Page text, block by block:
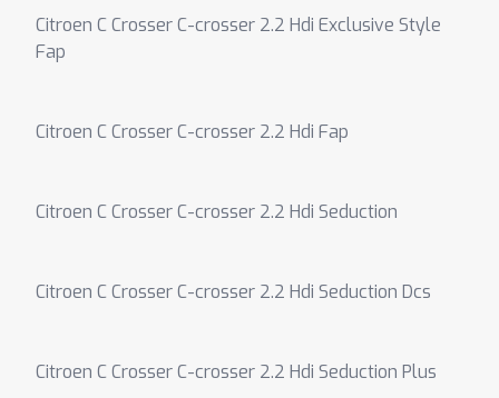
Citroen C Crosser C-crosser 2.2 Hdi Exclusive Style
Fap
Citroen C Crosser C-crosser 2.2 Hdi Fap
Citroen C Crosser C-crosser 2.2 Hdi Seduction
Citroen C Crosser C-crosser 2.2 Hdi Seduction Dcs
Citroen C Crosser C-crosser 2.2 Hdi Seduction Plus